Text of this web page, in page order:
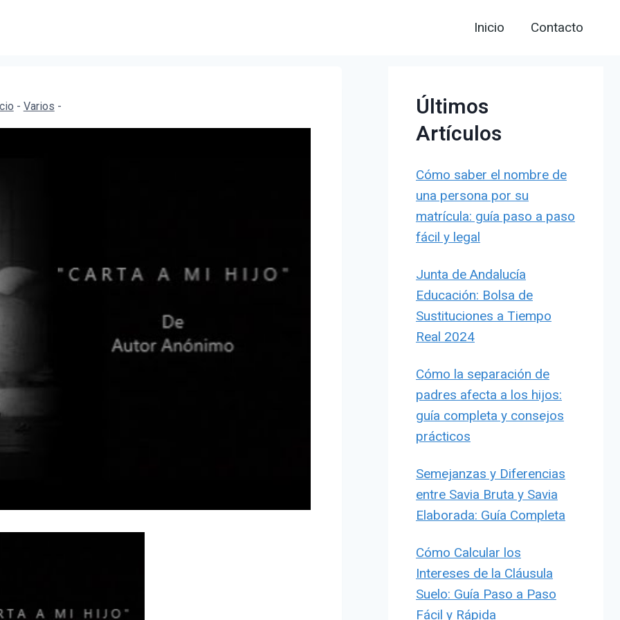
Inicio Contacto
- Varios -
Últimos
Artículos
Cómo saber el nombre de
una persona por su
matrícula: guía paso a paso
fácil y legal
Junta de Andalucía
Educación: Bolsa de
Sustituciones a Tiempo
Real 2024
Cómo la separación de
padres afecta a los hijos:
guía completa y consejos
prácticos
Semejanzas y Diferencias
entre Savia Bruta y Savia
Elaborada: Guía Completa
Cómo Calcular los
Intereses de la Cláusula
Suelo: Guía Paso a Paso
Fácil y Rápida